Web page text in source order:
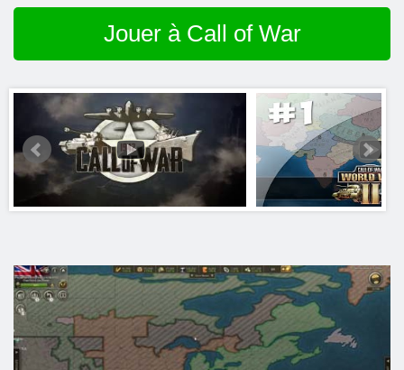
Jouer à Call of War